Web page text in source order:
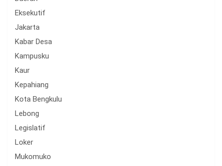
Eksekutif
Jakarta
Kabar Desa
Kampusku
Kaur
Kepahiang
Kota Bengkulu
Lebong
Legislatif
Loker
Mukomuko